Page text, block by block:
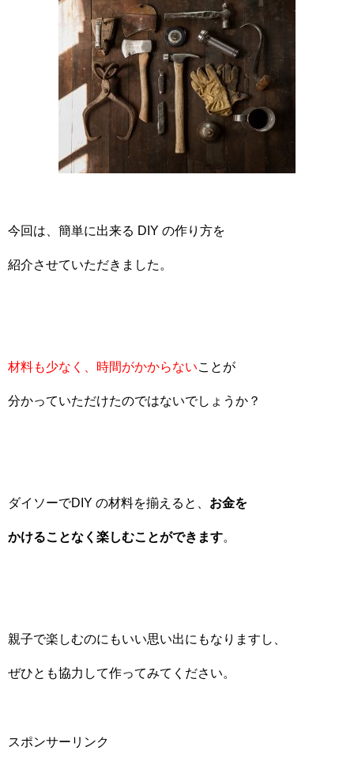
今回は、簡単に出来る DIY の作り方を
紹介させていただきました。
材料も少なく、時間がかからないことが
分かっていただけたのではないでしょうか？
ダイソーでDIY の材料を揃えると、 お金を
かけることなく楽しむことができます。
親子で楽しむのにもいい思い出にもなりますし、
ぜひとも協力して作ってみてください。
スポンサーリンク